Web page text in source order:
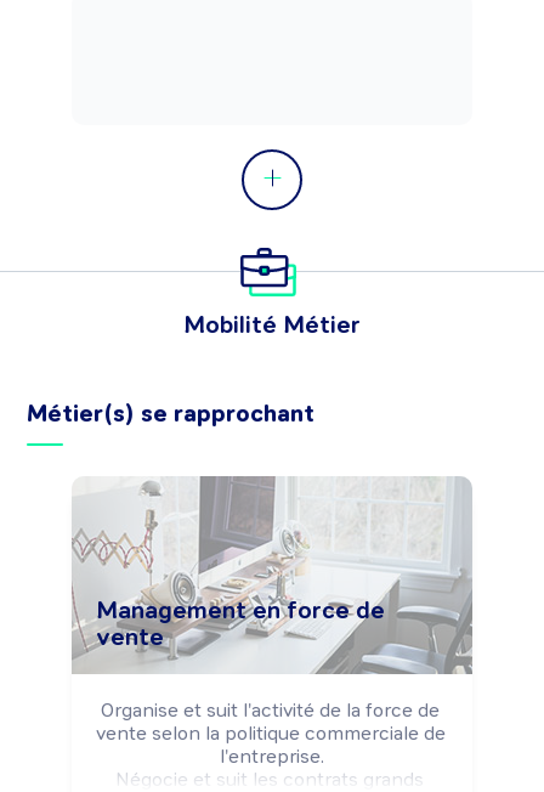
Mobilité Métier
Métier(s) se rapprochant
Management en force de
vente
Organise et suit l'activité de la force de
vente selon la politique commerciale de
l'entreprise.
Négocie et suit les contrats grands